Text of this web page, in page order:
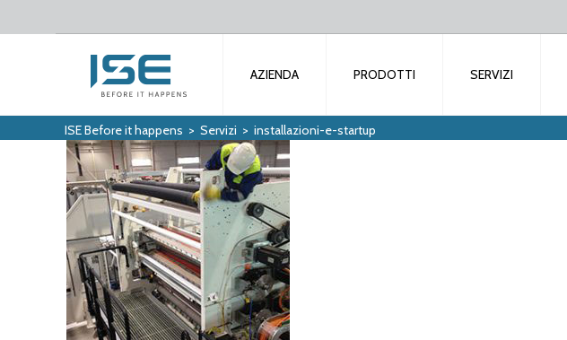
AZIENDA PRODOTTI SERVIZI
ISE Before it happens > Servizi > installazioni-e-startup